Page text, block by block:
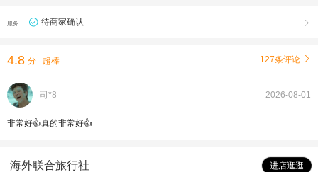
服务 待商家确认 
4.8 分 超棒 127条评论 
司*8 2026-08-01
非常好👍真的非常好👍
海外联合旅行社 进店逛逛